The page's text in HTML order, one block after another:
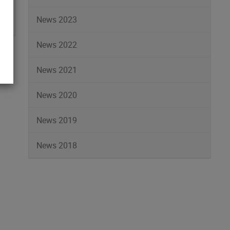
News 2023
News 2022
News 2021
News 2020
News 2019
News 2018